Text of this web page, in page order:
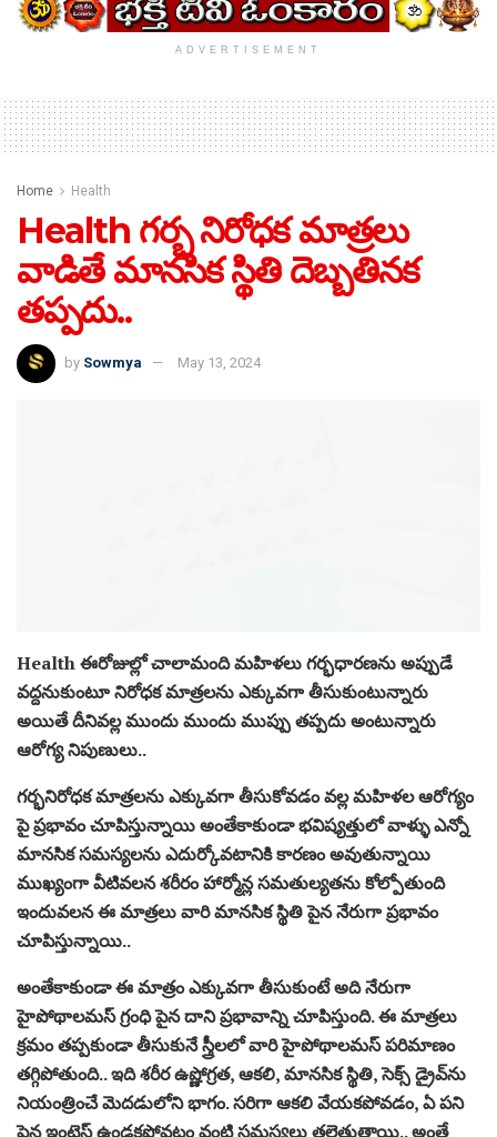
ADVERTISEMENT
Home Health
Health గర్భ నిరోధక మాత్రలు
వాడితే మానసిక స్థితి దెబ్బతినక
తప్పదు..
by Sowmya May 13, 2024
Health ఈరోజుల్లో చాలామంది మహిళలు గర్భధారణను అప్పుడే
వద్దనుకుంటూ నిరోధక మాత్రలను ఎక్కువగా తీసుకుంటున్నారు
అయితే దీనివల్ల ముందు ముందు ముప్పు తప్పదు అంటున్నారు
ఆరోగ్య నిపుణులు..
గర్భనిరోధక మాత్రలను ఎక్కువగా తీసుకోవడం వల్ల మహిళల ఆరోగ్యం
పై ప్రభావం చూపిస్తున్నాయి అంతేకాకుండా భవిష్యత్తులో వాళ్ళు ఎన్నో
మానసిక సమస్యలను ఎదుర్కోవటానికి కారణం అవుతున్నాయి
ముఖ్యంగా వీటివలన శరీరం హార్మోన్ల సమతుల్యతను కోల్పోతుంది
ఇందువలన ఈ మాత్రలు వారి మానసిక స్థితి పైన నేరుగా ప్రభావం
చూపిస్తున్నాయి..
అంతేకాకుండా ఈ మాత్రం ఎక్కువగా తీసుకుంటే అది నేరుగా
హైపోథాలమస్ గ్రంధి పైన దాని ప్రభావాన్ని చూపిస్తుంది. ఈ మాత్రలు
క్రమం తప్పకుండా తీసుకునే స్త్రీలలో వారి హైపోథాలమస్ పరిమాణం
తగ్గిపోతుంది.. ఇది శరీర ఉష్ణోగ్రత, ఆకలి, మానసిక స్థితి, సెక్స్ డ్రైవ్‌ను
నియంత్రించే మెదడులోని భాగం. సరిగా ఆకలి వేయకపోవడం, ఏ పని
పైన ఇంట్రెస్ట్ ఉండకపోవటం వంటి సమస్యలు తలెత్తుతాయి.. అంతే